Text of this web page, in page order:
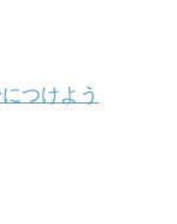
つけよう